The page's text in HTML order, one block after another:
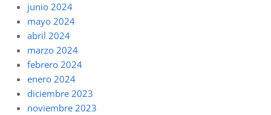
junio 2024
mayo 2024
abril 2024
marzo 2024
febrero 2024
enero 2024
diciembre 2023
noviembre 2023